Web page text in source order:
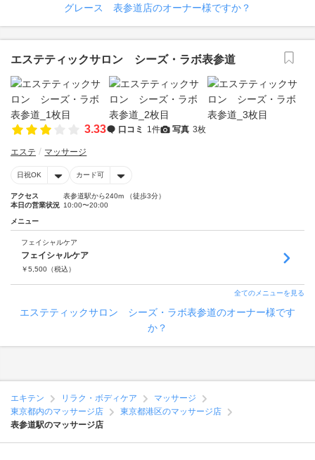
グレース 表参道店のオーナー様ですか？
エステティックサロン シーズ・ラボ表参道
3.33 口コミ 1件 写真 3枚
エステ マッサージ
日祝OK カード可
アクセス
表参道駅から240m （徒歩3分）
本日の営業状況 10:00〜20:00
メニュー
フェイシャルケア
フェイシャルケア
￥5,500 （税込）
全てのメニューを見る
エステティックサロン シーズ・ラボ表参道のオーナー様です
か？
エキテン リラク・ボディケア
マッサージ
東京都内のマッサージ店
東京都港区のマッサージ店
表参道駅のマッサージ店